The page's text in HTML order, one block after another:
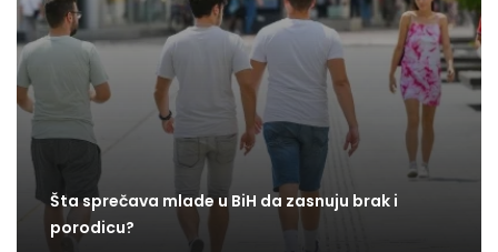
Šta sprečava mlade u BiH da zasnuju brak i
porodicu?